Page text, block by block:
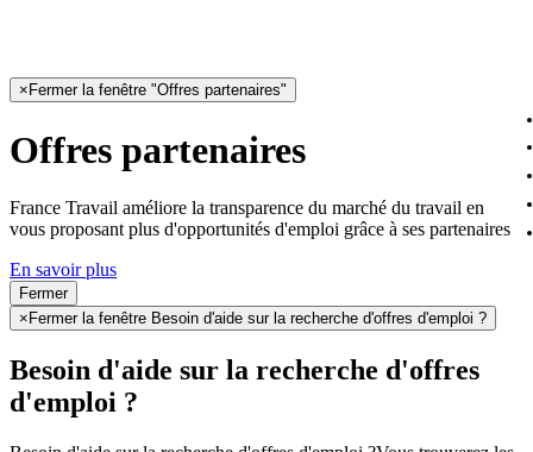
× Fermer la fenêtre "Offres partenaires"
Offres partenaires
France Travail améliore la transparence du marché du travail en
vous proposant plus d'opportunités d'emploi grâce à ses partenaires
En savoir plus
Fermer
× Fermer la fenêtre Besoin d'aide sur la recherche d'offres d'emploi ?
Besoin d'aide sur la recherche d'offres
d'emploi ?